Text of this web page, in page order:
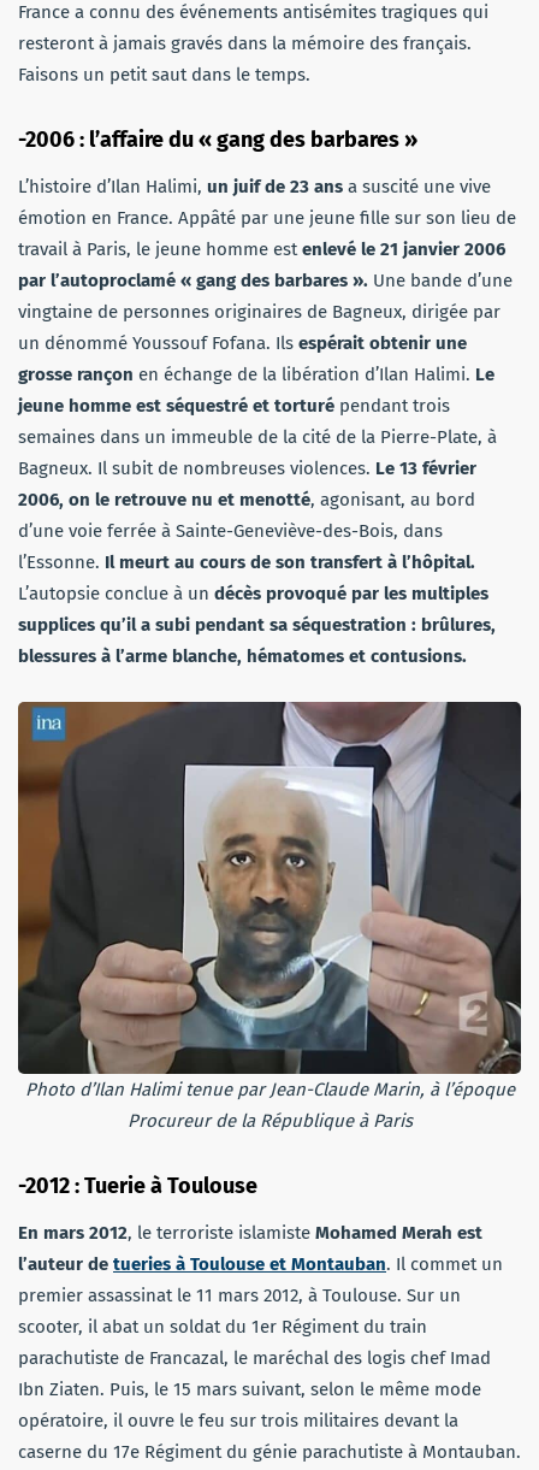
France a connu des événements antisémites tragiques qui
resteront à jamais gravés dans la mémoire des français.
Faisons un petit saut dans le temps.
-2006 : l’affaire du « gang des barbares »
L’histoire d’Ilan Halimi, un juif de 23 ans a suscité une vive
émotion en France. Appâté par une jeune fille sur son lieu de
travail à Paris, le jeune homme estenlevé le 21 janvier 2006
par l’autoproclamé « gang des barbares ». Une bande d’une
vingtaine de personnes originaires de Bagneux, dirigée par
un dénommé Youssouf Fofana. Ils espérait obtenir une
grosse rançon en échange de la libération d’Ilan Halimi. Le
jeune homme est séquestré et torturé pendant trois
semaines dans un immeuble de la cité de la Pierre-Plate, à
Bagneux. Il subit de nombreuses violences. Le 13 février
2006, on le retrouve nu et menotté, agonisant, au bord
d’une voie ferrée à Sainte-Geneviève-des-Bois, dans
l’Essonne. Il meurt au cours de son transfert à l’hôpital.
L’autopsie conclue à un décès provoqué par les multiples
supplices qu’il a subi pendant sa séquestration : brûlures,
blessures à l’arme blanche, hématomes et contusions.
Photo d’Ilan Halimi tenue par Jean-Claude Marin, à l’époque
Procureur de la République à Paris
-2012 : Tuerie à Toulouse
En mars 2012, le terroriste islamiste Mohamed Merah est
l’auteur de tueries à Toulouse et Montauban. Il commet un
premier assassinat le 11 mars 2012, à Toulouse. Sur un
scooter, il abat un soldat du 1er Régiment du train
parachutiste de Francazal, le maréchal des logis chef Imad
Ibn Ziaten. Puis, le 15 mars suivant, selon le même mode
opératoire, il ouvre le feu sur trois militaires devant la
caserne du 17e Régiment du génie parachutiste à Montauban.